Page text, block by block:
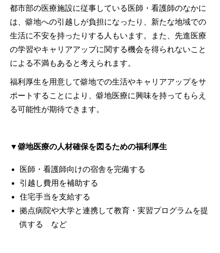
都市部の医療施設に従事している医師・看護師のなかに
は、僻地への引越しが負担になったり、新たな地域での
生活に不安を持ったりする人もいます。また、先進医療
の学習やキャリアアップに関する機会を得られないこと
による不満もあると考えられます。
福利厚生を用意して僻地での生活やキャリアアップをサ
ポートすることにより、僻地医療に興味を持ってもらえ
る可能性が期待できます。
▼僻地医療の人材確保を図るための福利厚生
医師・看護師向けの宿舎を完備する
引越し費用を補助する
住宅手当を支給する
拠点病院や大学と連携して教育・実習プログラムを提
供する など